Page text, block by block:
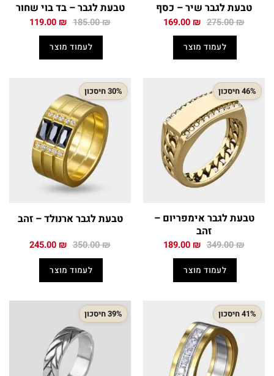
טבעת לגבר שיר – כסף
275.00₪ המחיר
275.00 ₪.
169.00 ₪ המחיר
לעמוד מוצר
טבעת לגבר – בד בוי שחור
185.00₪ המחיר
185.00 ₪.
119.00 ₪ המחיר
לעמוד מוצר
46% חיסכון
טבעת לגבר אימפריום –
זהב
349.00₪ המחיר
349.00 ₪.
189.00 ₪ המחיר
לעמוד מוצר
30% חיסכון
טבעת לגבר ארנולד – זהב
350.00₪ המחיר
350.00 ₪.
245.00 ₪ המחיר
לעמוד מוצר
41% חיסכון 39% חיסכון